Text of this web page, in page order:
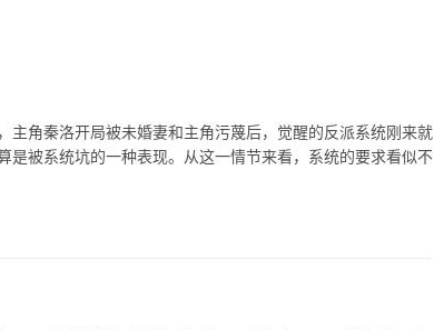
主角秦洛开局被未婚妻和主角污蔑后，觉醒的反派系统刚来就
是被系统坑的一种表现。从这一情节来看，系统的要求看似不